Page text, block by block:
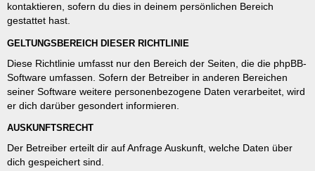
kontaktieren, sofern du dies in deinem persönlichen Bereich
gestattet hast.
GELTUNGSBEREICH DIESER RICHTLINIE
Diese Richtlinie umfasst nur den Bereich der Seiten, die die phpBB-
Software umfassen. Sofern der Betreiber in anderen Bereichen
seiner Software weitere personenbezogene Daten verarbeitet, wird
er dich darüber gesondert informieren.
AUSKUNFTSRECHT
Der Betreiber erteilt dir auf Anfrage Auskunft, welche Daten über
dich gespeichert sind.